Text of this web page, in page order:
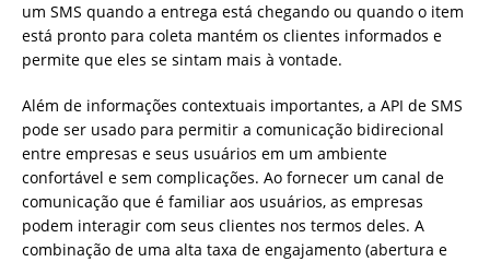
um SMS quando a entrega está chegando ou quando o item
está pronto para coleta mantém os clientes informados e
permite que eles se sintam mais à vontade.
Além de informações contextuais importantes, a API de SMS
pode ser usado para permitir a comunicação bidirecional
entre empresas e seus usuários em um ambiente
confortável e sem complicações. Ao fornecer um canal de
comunicação que é familiar aos usuários, as empresas
podem interagir com seus clientes nos termos deles. A
combinação de uma alta taxa de engajamento (abertura e